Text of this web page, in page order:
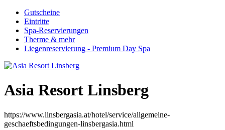
Gutscheine
Eintritte
Spa-Reservierungen
Therme & mehr
Liegenreservierung - Premium Day Spa
Asia Resort Linsberg
https://www.linsbergasia.at/hotel/service/allgemeine-
geschaeftsbedingungen-linsbergasia.html